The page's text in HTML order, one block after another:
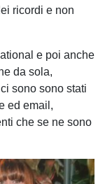
ricordi e non
e poi anche
da sola,
sono sono stati
ed email,
che se ne sono